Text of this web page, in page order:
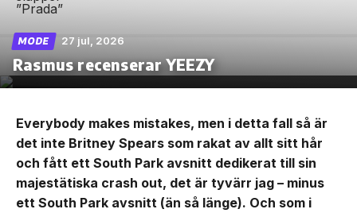
MODE 27 jul, 2026
Rasmus recenserar YEEZY
Everybody makes mistakes, men i detta fall så är
det inte Britney Spears som rakat av allt sitt hår
och fått ett South Park avsnitt dedikerat till sin
majestätiska crash out, det är tyvärr jag – minus
ett South Park avsnitt (än så länge). Och som i